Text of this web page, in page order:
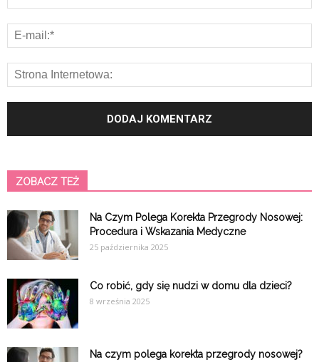
ZOBACZ TEŻ
Na Czym Polega Korekta Przegrody Nosowej:
Procedura i Wskazania Medyczne
25 października 2025
Co robić, gdy się nudzi w domu dla dzieci?
8 września 2025
Na czym polega korekta przegrody nosowej?